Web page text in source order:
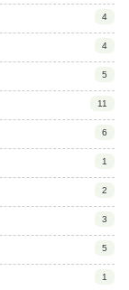
4
4
5
11
6
1
2
3
5
1